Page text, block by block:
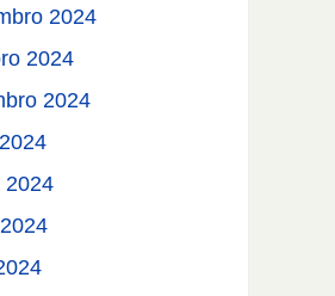
2024
2024
2024
2024